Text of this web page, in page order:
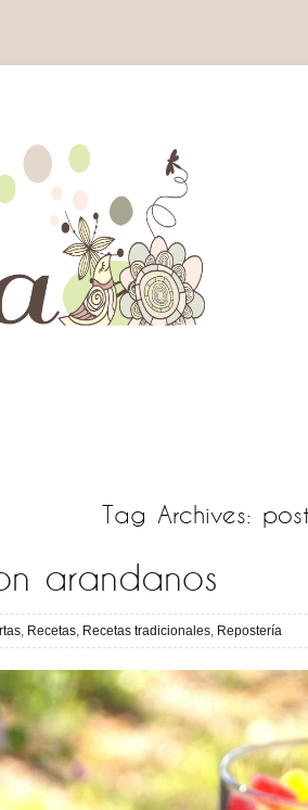
Tag Archives:
arandanos
, Recetas, Recetas tradicionales, Repostería